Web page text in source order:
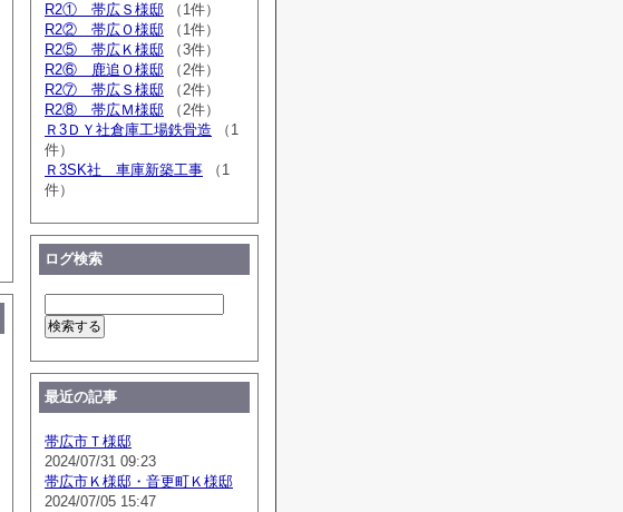
R2① 帯広Ｓ様邸 （1件）
R2② 帯広Ｏ様邸 （1件）
R2⑤ 帯広Ｋ様邸 （3件）
R2⑥ 鹿追Ｏ様邸 （2件）
R2⑦ 帯広Ｓ様邸 （2件）
R2⑧ 帯広Ｍ様邸 （2件）
Ｒ3ＤＹ社倉庫工場鉄骨造 （1
件）
Ｒ3SK社 車庫新築工事 （1
件）
ログ検索
最近の記事
帯広市Ｔ様邸
2024/07/31 09:23
帯広市Ｋ様邸・音更町Ｋ様邸
2024/07/05 15:47